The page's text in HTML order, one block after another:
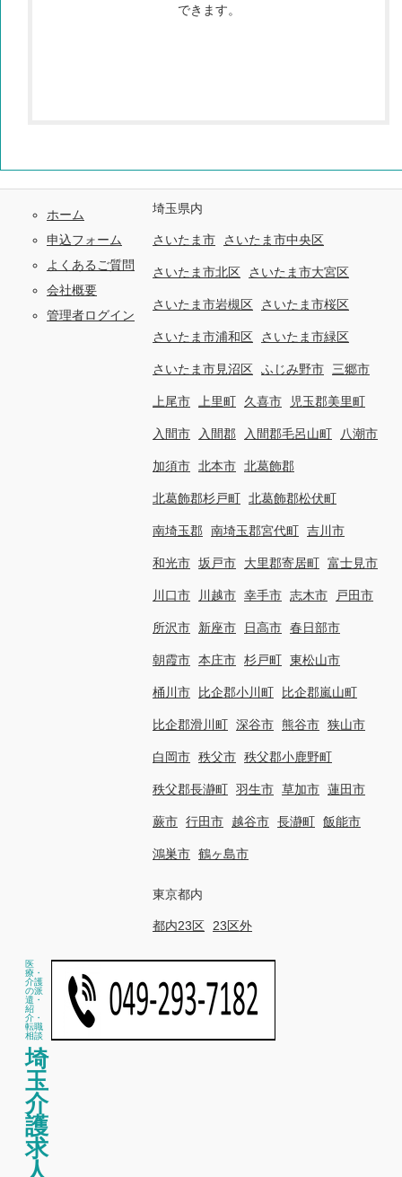
できます。
ホーム
申込フォーム
よくあるご質問
会社概要
管理者ログイン
埼玉県内
さいたま市 さいたま市中央区
さいたま市北区 さいたま市大宮区
さいたま市岩槻区 さいたま市桜区
さいたま市浦和区 さいたま市緑区
さいたま市見沼区 ふじみ野市 三郷市
上尾市 上里町 久喜市 児玉郡美里町
入間市 入間郡 入間郡毛呂山町 八潮市
加須市 北本市 北葛飾郡
北葛飾郡杉戸町 北葛飾郡松伏町
南埼玉郡 南埼玉郡宮代町 吉川市
和光市 坂戸市 大里郡寄居町 富士見市
川口市 川越市 幸手市 志木市 戸田市
所沢市 新座市 日高市 春日部市
朝霞市 本庄市 杉戸町 東松山市
桶川市 比企郡小川町 比企郡嵐山町
比企郡滑川町 深谷市 熊谷市 狭山市
白岡市 秩父市 秩父郡小鹿野町
秩父郡長瀞町 羽生市 草加市 蓮田市
蕨市 行田市 越谷市 長瀞町 飯能市
鴻巣市 鶴ヶ島市
東京都内
都内23区 23区外
医
療・
介護
の派
遣・
紹
介・
転職
相談
埼
玉
介
護
求
人